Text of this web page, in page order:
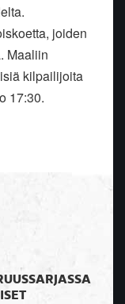
joiden
Maaliin
kilpailijoita
17:30.